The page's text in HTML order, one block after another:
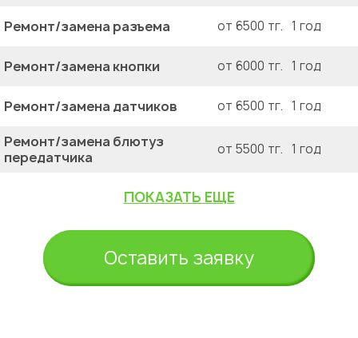
Ремонт/замена разъема
от 6500 тг. 1 год
Ремонт/замена кнопки от 6000 тг. 1 год
Ремонт/замена датчиков от 6500 тг. 1 год
Ремонт/замена блютуз
передатчика
от 5500 тг. 1 год
ПОКАЗАТЬ ЕЩЕ
Оставить заявку